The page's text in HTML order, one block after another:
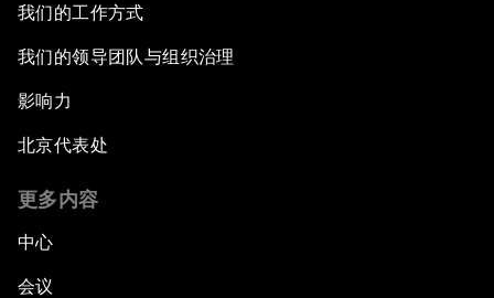
我们的工作方式
我们的领导团队与组织治理
影响力
北京代表处
更多内容
中心
会议